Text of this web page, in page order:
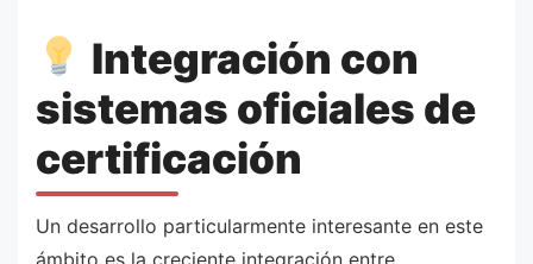
Integración con
sistemas oficiales de
certificación
Un desarrollo particularmente interesante en este